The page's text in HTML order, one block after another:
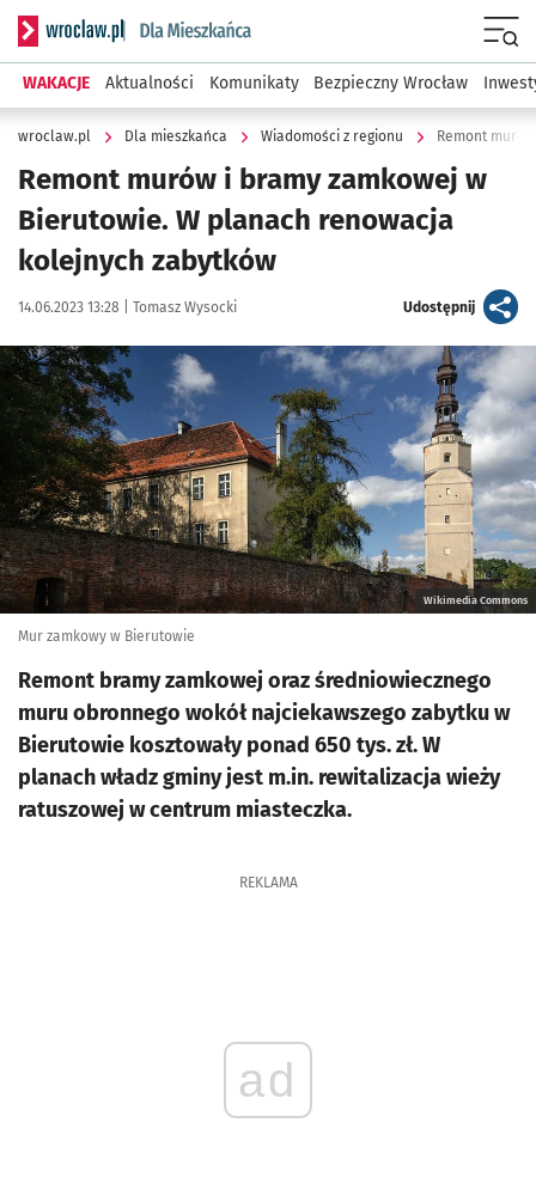
Serwis informacyjny wroclaw.pl podserwis: Dla mieszkańca
WAKACJE Aktualności Komunikaty Bezpieczny Wrocław
wroclaw.pl Dla mieszkańca Wiadomości z regionu
Remont murów i bramy zamkowej w
Bierutowie. W planach renowacja
kolejnych zabytków
Data publikacji:
14.06.2023 13:28 | Autor:
Tomasz Wysocki Udostępnijartykuł
Kliknij, aby powiększyć
Wikimedia Commons
Mur zamkowy w Bierutowie
Remont bramy zamkowej oraz średniowiecznego
muru obronnego wokół najciekawszego zabytku w
Bierutowie kosztowały ponad 650 tys. zł. W
planach władz gminy jest m.in. rewitalizacja wieży
ratuszowej w centrum miasteczka.
REKLAMA
ad